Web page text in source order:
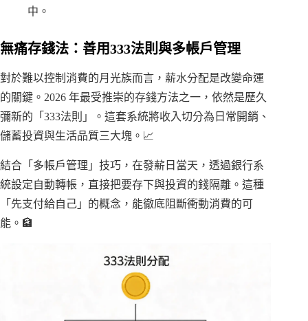
中。
無痛存錢法：善用333法則與多帳戶管理
對於難以控制消費的月光族而言，薪水分配是改變命運
的關鍵。2026 年最受推崇的存錢方法之一，依然是歷久
彌新的「333法則」。這套系統將收入切分為日常開銷、
儲蓄投資與生活品質三大塊。📈
結合「多帳戶管理」技巧，在發薪日當天，透過銀行系
統設定自動轉帳，直接把要存下與投資的錢隔離。這種
「先支付給自己」的概念，能徹底阻斷衝動消費的可
能。🏦